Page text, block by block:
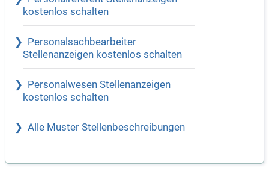
kostenlos schalten
Personalsachbearbeiter
Stellenanzeigen kostenlos schalten
Personalwesen Stellenanzeigen
kostenlos schalten
Alle Muster Stellenbeschreibungen